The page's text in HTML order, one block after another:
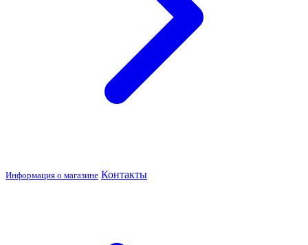
Информация о магазине Контакты